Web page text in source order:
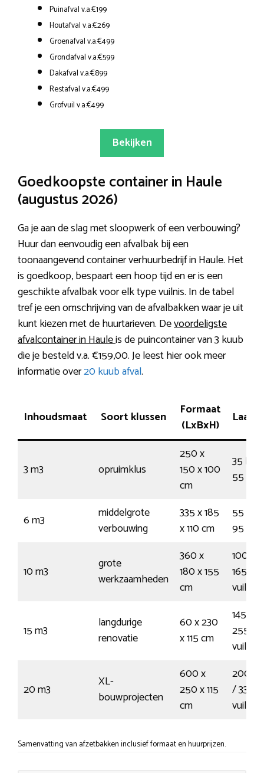
Puinafval v.a.€199
Houtafval v.a.€269
Groenafval v.a.€499
Grondafval v.a.€599
Dakafval v.a.€899
Restafval v.a.€499
Grofvuil v.a.€499
Bekijken
Goedkoopste container in Haule
(augustus 2026)
Ga je aan de slag met sloopwerk of een verbouwing?
Huur dan eenvoudig een afvalbak bij een
toonaangevend container verhuurbedrijf in Haule. Het
is goedkoop, bespaart een hoop tijd en er is een
geschikte afvalbak voor elk type vuilnis. In de tabel
tref je een omschrijving van de afvalbakken waar je uit
kunt kiezen met de huurtarieven. Devoordeligste
afvalcontainer in Hauleis de puincontainer van 3 kuub
die je besteld v.a. €159,00. Je leest hier ook meer
informatie over20 kuub afval.
Inhoudsmaat Soort klussen
Formaat
(LxBxH)
3 m3 opruimklus
250 x
150 x 100
cm
35
55
6 m3
middelgrote
verbouwing
335 x 185
x 110 cm
55
95
10 m3
grote
werkzaamheden
360 x
180 x 155
cm
100
165
15 m3
langdurige
renovatie
60 x 230
x 115 cm
145
255
20 m3
XL-
bouwprojecten
600 x
250 x 115
cm
200
/ 330
Samenvatting van afzetbakken inclusief formaat en huurprijzen.